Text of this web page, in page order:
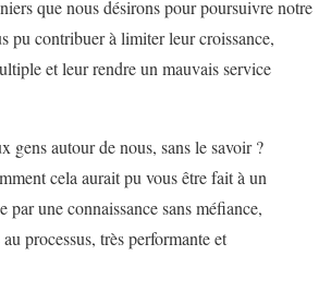
que nous désirons pour poursuivre notre
pu contribuer à limiter leur croissance,
et leur rendre un mauvais service
gens autour de nous, sans le savoir ?
cela aurait pu vous être fait à un
par une connaissance sans méfiance,
processus, très performante et